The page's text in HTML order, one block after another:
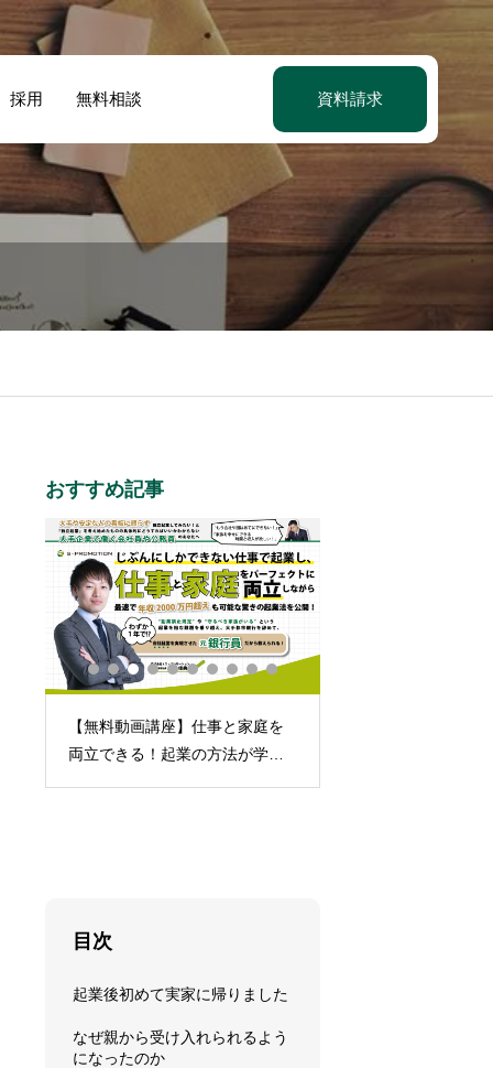
採用 無料相談 資料請求
おすすめ記事
【無料動画講座】仕事と家庭を
両立できる！起業の方法が学べ
目次
起業後初めて実家に帰りました
なぜ親から受け入れられるよう
になったのか